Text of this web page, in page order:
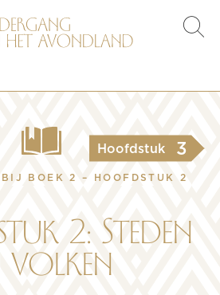
Hoofdstuk 3
BIJ BOEK 2 – HOOFDSTUK 2
2: Steden
volken